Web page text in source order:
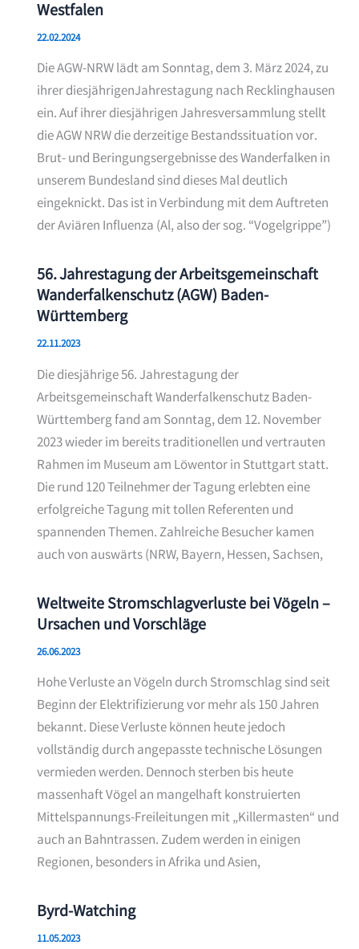
Westfalen
22.02.2024
Die AGW-NRW lädt am Sonntag, dem 3. März 2024, zu
ihrer diesjährigenJahrestagung nach Recklinghausen
ein. Auf ihrer diesjährigen Jahresversammlung stellt
die AGW NRW die derzeitige Bestandssituation vor.
Brut- und Beringungsergebnisse des Wanderfalken in
unserem Bundesland sind dieses Mal deutlich
eingeknickt. Das ist in Verbindung mit dem Auftreten
der Aviären Influenza (Al, also der sog. “Vogelgrippe”)
56. Jahrestagung der Arbeitsgemeinschaft
Wanderfalkenschutz (AGW) Baden-
Württemberg
22.11.2023
Die diesjährige 56. Jahrestagung der
Arbeitsgemeinschaft Wanderfalkenschutz Baden-
Württemberg fand am Sonntag, dem 12. November
2023 wieder im bereits traditionellen und vertrauten
Rahmen im Museum am Löwentor in Stuttgart statt.
Die rund 120 Teilnehmer der Tagung erlebten eine
erfolgreiche Tagung mit tollen Referenten und
spannenden Themen. Zahlreiche Besucher kamen
auch von auswärts (NRW, Bayern, Hessen, Sachsen,
Weltweite Stromschlagverluste bei Vögeln –
Ursachen und Vorschläge
26.06.2023
Hohe Verluste an Vögeln durch Stromschlag sind seit
Beginn der Elektrifizierung vor mehr als 150 Jahren
bekannt. Diese Verluste können heute jedoch
vollständig durch angepasste technische Lösungen
vermieden werden. Dennoch sterben bis heute
massenhaft Vögel an mangelhaft konstruierten
Mittelspannungs-Freileitungen mit „Killermasten“ und
auch an Bahntrassen. Zudem werden in einigen
Regionen, besonders in Afrika und Asien,
Byrd-Watching
11.05.2023